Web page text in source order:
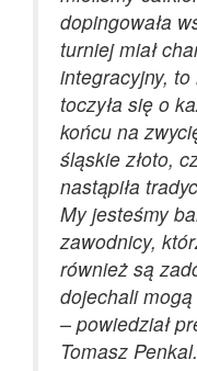
dopingowała
turniej miał
integracyjny,
toczyła się o
końcu na
śląskie złoto,
nastąpiła
My jesteśmy
zawodnicy,
również są
dojechali mogą
– powiedział
Tomasz Penkal.